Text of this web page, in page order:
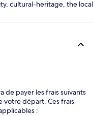
cultural-heritage, the local
de payer les frais suivants
votre départ. Ces frais
: